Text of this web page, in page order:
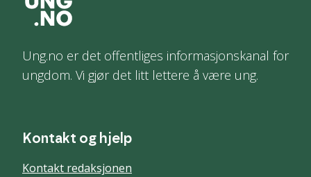
Ung.no er det offentliges informasjonskanal for
ungdom. Vi gjør det litt lettere å være ung.
Kontakt og hjelp
Kontakt redaksjonen